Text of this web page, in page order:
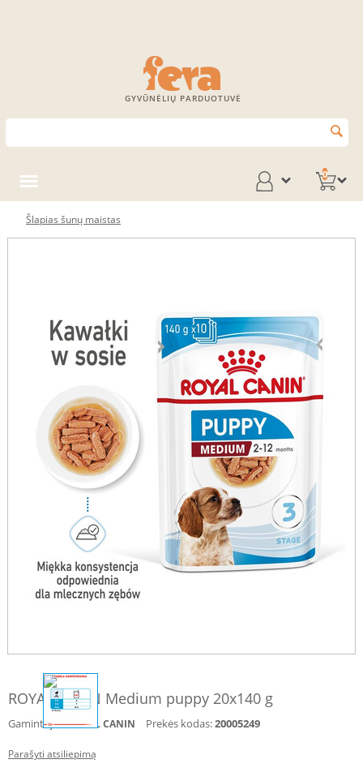
GYVŪNĖLIŲ PARDUOTUVĖ
0
Šlapias šunų maistas
ROYAL CANIN Medium puppy 20x140 g
Gamintojas:ROYAL CANIN Prekės kodas:20005249
Parašyti atsiliepimą